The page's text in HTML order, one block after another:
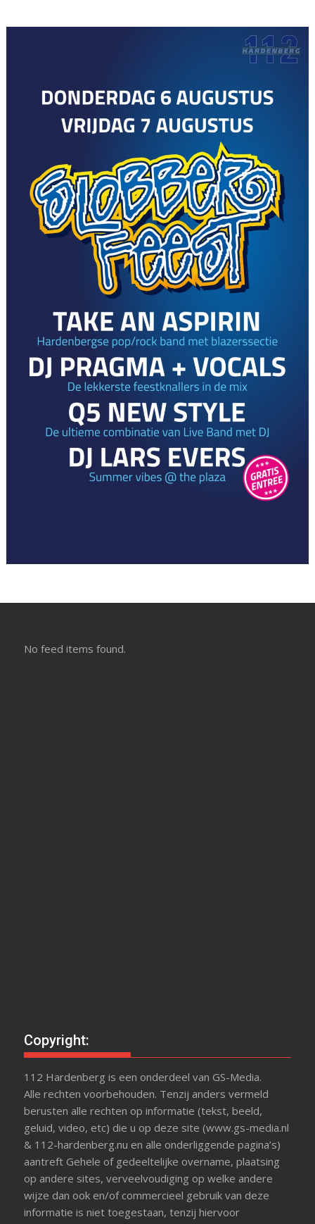
No feed items found.
Copyright:
112 Hardenberg is een onderdeel van GS-Media.
Alle rechten voorbehouden. Tenzij anders vermeld
berusten alle rechten op informatie (tekst, beeld,
geluid, video, etc) die u op deze site (www.gs-media.nl
& 112-hardenberg.nu en alle onderliggende pagina’s)
aantreft Gehele of gedeeltelijke overname, plaatsing
op andere sites, verveelvoudiging op welke andere
wijze dan ook en/of commercieel gebruik van deze
informatie is niet toegestaan, tenzij hiervoor